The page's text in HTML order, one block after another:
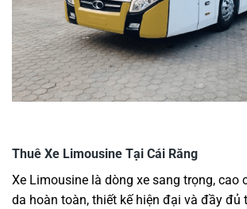
Thuê Xe Limousine Tại Cái Răng
Xe Limousine là dòng xe sang trọng, cao
da hoàn toàn, thiết kế hiện đại và đầy đủ